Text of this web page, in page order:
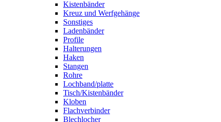
Kistenbänder
Kreuz und Werfgehänge
Sonstiges
Ladenbänder
Profile
Halterungen
Haken
Stangen
Rohre
Lochband/platte
Tisch/Kistenbänder
Kloben
Flachverbinder
Blechlocher